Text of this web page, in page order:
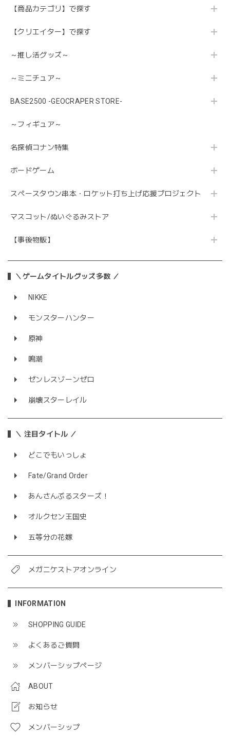
【商品カテゴリ】で探す
【クリエイター】で探す
～推し活グッズ～
～ミニチュア～
BASE2500 -GEOCRAPER STORE-
～フィギュア～
名探偵コナン特集
ボードゲーム
スペースタウン串本・ロケット打ち上げ応援プロジェクト
マスコット/ぬいぐるみストア
【事後物販】
＼ゲームタイトルグッズ多数 ／
NIKKE
モンスターハンター
原神
鳴潮
ゼンレスゾーンゼロ
崩壊スターレイル
＼ 注目タイトル ／
どこでもいっしょ
Fate/Grand Order
あんさんぶるスターズ！
オルクセン王国史
五等分の花嫁
メガニケストアオンライン
INFORMATION
SHOPPING GUIDE
よくあるご質問
メンバーシップページ
ABOUT
お知らせ
メンバーシップ